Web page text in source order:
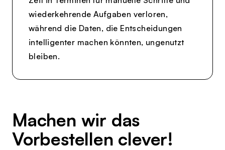
wiederkehrende Aufgaben verloren,
während die Daten, die Entscheidungen
intelligenter machen könnten, ungenutzt
bleiben.
Machen wir das
Vorbestellen clever!